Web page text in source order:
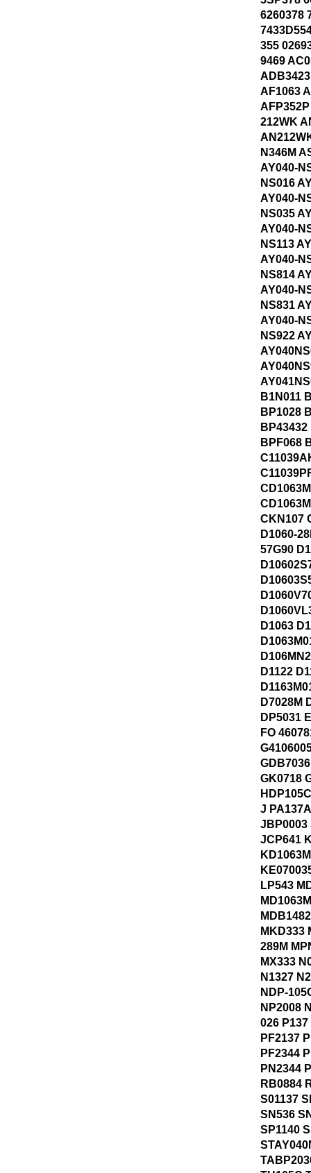
6260378
355
9469
AF1063
212WK
N346M
AY040-
NS016
AY040-
NS035
AY040-
NS113
AY040-
NS814
AY040-
NS831
AY040-
NS922
B1N011
BP1028
BPF068
CKN107
D1060-
57G90
D1063
D1122
D7028M
DP5031
FO
GK0718
J
JBP0003
JCP641
LP543
MKD333
289M
MX333
N1327
NDP-
NP2008
026 P137
PF2137
PF2344
PN2344
RB0884
S01137
SN536
SP1140